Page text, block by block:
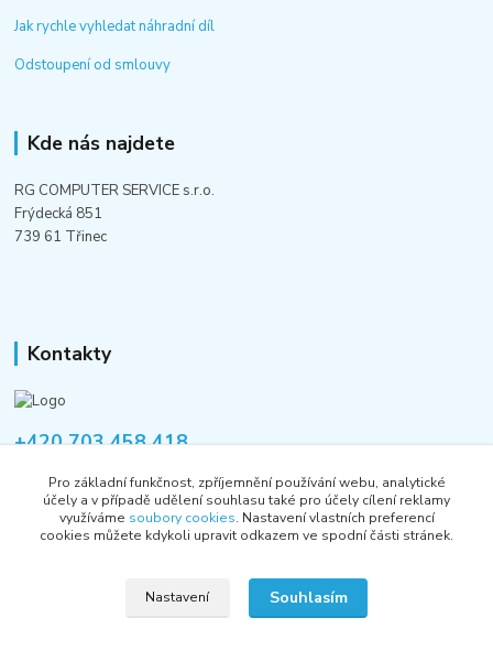
Jak rychle vyhledat náhradní díl
Odstoupení od smlouvy
Kde nás najdete
RG COMPUTER SERVICE s.r.o.
Frýdecká 851
739 61 Třinec
Kontakty
+420 703 458 418
informace@rgshop.cz
Pro základní funkčnost, zpříjemnění používání webu, analytické
účely a v případě udělení souhlasu také pro účely cílení reklamy
využíváme soubory cookies. Nastavení vlastních preferencí
cookies můžete kdykoli upravit odkazem ve spodní části stránek.
Nastavení Souhlasím